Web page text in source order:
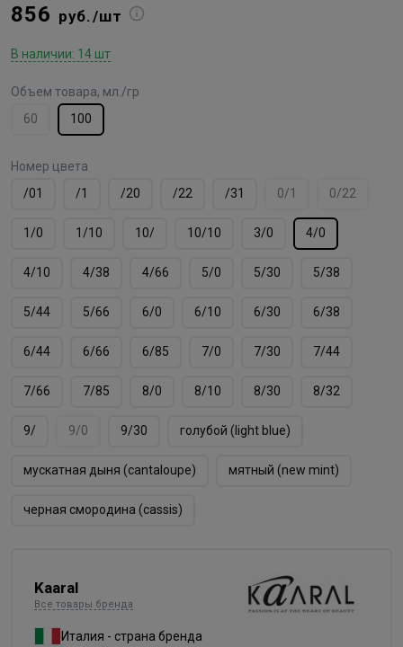
856 руб./шт
В наличии: 14 шт
Объем товара, мл./гр
60
100
Номер цвета
/01
/1 /20 /22 /31 0/1 0/22
1/0 1/10 10/ 10/10 3/0 4/0
4/10 4/38 4/66 5/0 5/30 5/38
5/44 5/66 6/0 6/10 6/30 6/38
6/44 6/66 6/85 7/0 7/30 7/44
7/66 7/85 8/0 8/10 8/30 8/32
9/ 9/0 9/30 голубой (light blue)
мускатная дыня (cantaloupe) мятный (new mint)
черная смородина (cassis)
Kaaral
Все товары бренда
Италия - страна бренда